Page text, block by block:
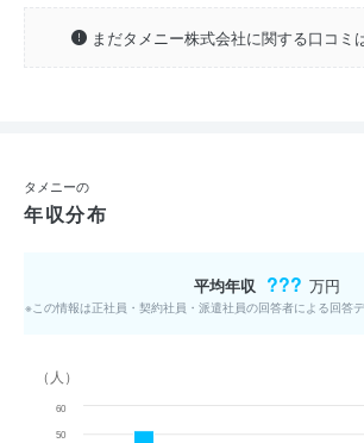
まだタメニー株式会社に関する口コミ
タメニーの
年収分布
平均年収 ??? 万円
※この情報は正社員・契約社員・派遣社員の回答者による回答
（人）
50
60